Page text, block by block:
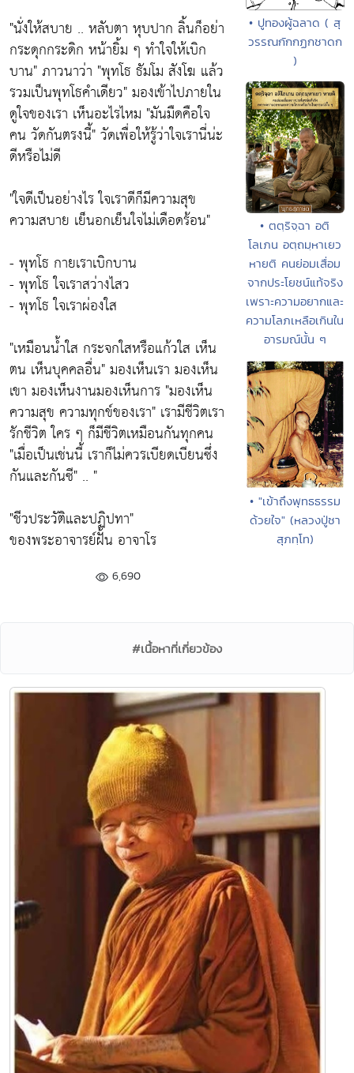
"นั่งให้สบาย .. หลับตา หุบปาก ลิ้นก็อย่า
กระดุกกระดิก หน้ายิ้ม ๆ ทำใจให้เบิก
บาน"ภาวนาว่า "พุทโธ ธัมโม สังโฆ แล้ว
รวมเป็นพุทโธคำเดียว"มองเข้าไปภายใน
ดูใจของเรา เห็นอะไรไหม "มันมืดคือใจ
คน วัดกันตรงนี้"วัดเพื่อให้รู้ว่าใจเรานี่น่ะ
ดีหรือไม่ดี
"ใจดีเป็นอย่างไร ใจเราดีก็มีความสุข
ความสบาย เย็นอกเย็นใจไม่เดือดร้อน"
- พุทโธ กายเราเบิกบาน
- พุทโธใจเราสว่างไสว
- พุทโธใจเราผ่องใส
"เหมือนน้ำใส กระจกใสหรือแก้วใส เห็น
ตน เห็นบุคคลอื่น"มองเห็นเรา มองเห็น
เขา มองเห็นงานมองเห็นการ "มองเห็น
ความสุข ความทุกข์ของเรา" เรามีชีวิตเรา
รักชีวิต ใคร ๆ ก็มีชีวิตเหมือนกันทุกคน
"เมื่อเป็นเช่นนี้ เราก็ไม่ควรเบียดเบียนซึ่ง
กันและกันซี" .. "
"ชีวประวัติและปฏิปทา"
ของพระอาจารย์ฝั้น อาจาโร
6,690
• ปูทองผู้ฉลาด ( สุ
วรรณกักกฏกชาดก
)
• ตตฺริจฺฉา อติ
โลเภน อตฺถมฺหาเยว
หายติ คนย่อมเสื่อม
จากประโยชน์แท้จริง
เพราะความอยากและ
ความโลภเหลือเกินใน
อารมณ์นั้น ๆ
• "เข้าถึงพุทธธรรม
ด้วยใจ" (หลวงปู่ชา
สุภทฺโท)
#เนื้อหาที่เกี่ยวข้อง